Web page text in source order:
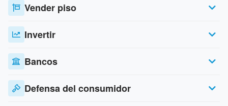
Vender piso
Invertir
Bancos
Defensa del consumidor